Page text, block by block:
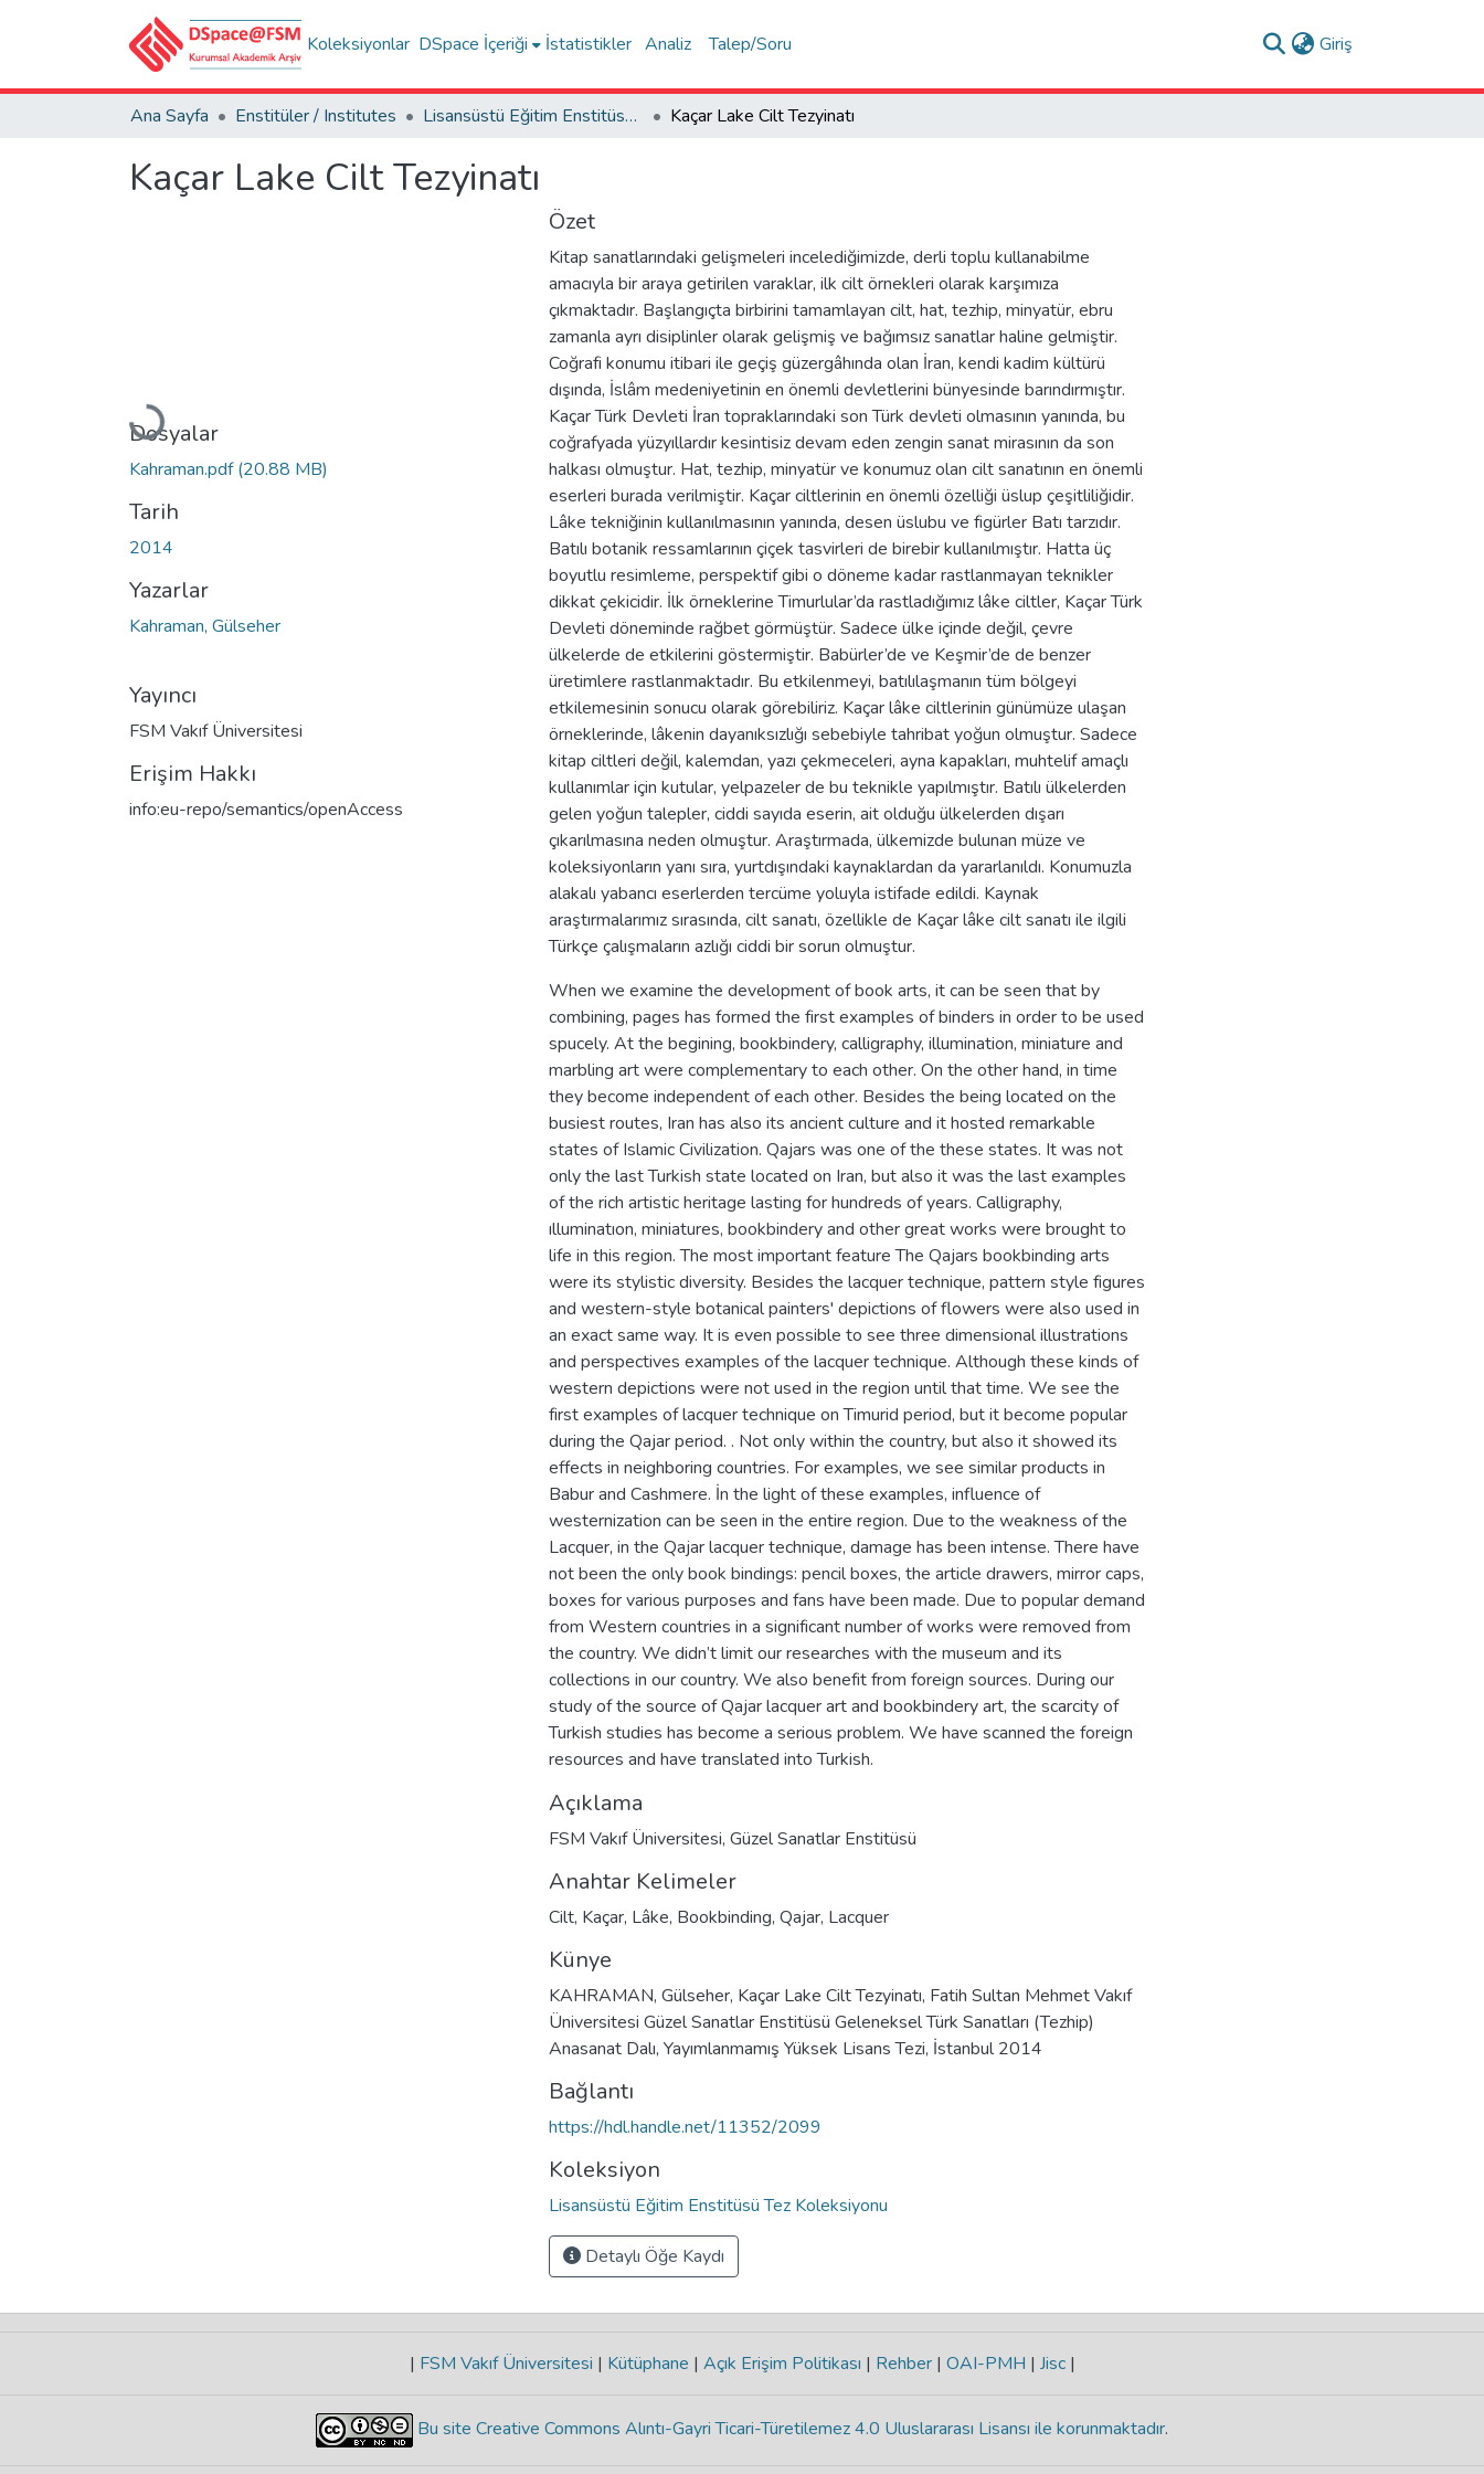
Koleksiyonlar DSpace İçeriği İstatistikler Analiz Talep/Soru Giriş
Ana Sayfa Enstitüler / Institutes Lisansüstü Eğitim Enstitüsü Tez Koleksiyonu Kaçar Lake Cilt Tezyinatı
Kaçar Lake Cilt Tezyinatı
Yükleniyor...
Dosyalar
Kahraman.pdf(20.88 MB)
Tarih
2014
Yazarlar
Kahraman, Gülseher
Yayıncı
FSM Vakıf Üniversitesi
Erişim Hakkı
info:eu-repo/semantics/openAccess
Özet
Kitap sanatlarındaki gelişmeleri incelediğimizde, derli toplu kullanabilme
amacıyla bir araya getirilen varaklar, ilk cilt örnekleri olarak karşımıza
çıkmaktadır. Başlangıçta birbirini tamamlayan cilt, hat, tezhip, minyatür, ebru
zamanla ayrı disiplinler olarak gelişmiş ve bağımsız sanatlar haline gelmiştir.
Coğrafi konumu itibari ile geçiş güzergâhında olan İran, kendi kadim kültürü
dışında, İslâm medeniyetinin en önemli devletlerini bünyesinde barındırmıştır.
Kaçar Türk Devleti İran topraklarındaki son Türk devleti olmasının yanında, bu
coğrafyada yüzyıllardır kesintisiz devam eden zengin sanat mirasının da son
halkası olmuştur. Hat, tezhip, minyatür ve konumuz olan cilt sanatının en önemli
eserleri burada verilmiştir. Kaçar ciltlerinin en önemli özelliği üslup çeşitliliğidir.
Lâke tekniğinin kullanılmasının yanında, desen üslubu ve figürler Batı tarzıdır.
Batılı botanik ressamlarının çiçek tasvirleri de birebir kullanılmıştır. Hatta üç
boyutlu resimleme, perspektif gibi o döneme kadar rastlanmayan teknikler
dikkat çekicidir. İlk örneklerine Timurlular’da rastladığımız lâke ciltler, Kaçar Türk
Devleti döneminde rağbet görmüştür. Sadece ülke içinde değil, çevre
ülkelerde de etkilerini göstermiştir. Babürler’de ve Keşmir’de de benzer
üretimlere rastlanmaktadır. Bu etkilenmeyi, batılılaşmanın tüm bölgeyi
etkilemesinin sonucu olarak görebiliriz. Kaçar lâke ciltlerinin günümüze ulaşan
örneklerinde, lâkenin dayanıksızlığı sebebiyle tahribat yoğun olmuştur. Sadece
kitap ciltleri değil, kalemdan, yazı çekmeceleri, ayna kapakları, muhtelif amaçlı
kullanımlar için kutular, yelpazeler de bu teknikle yapılmıştır. Batılı ülkelerden
gelen yoğun talepler, ciddi sayıda eserin, ait olduğu ülkelerden dışarı
çıkarılmasına neden olmuştur. Araştırmada, ülkemizde bulunan müze ve
koleksiyonların yanı sıra, yurtdışındaki kaynaklardan da yararlanıldı. Konumuzla
alakalı yabancı eserlerden tercüme yoluyla istifade edildi. Kaynak
araştırmalarımız sırasında, cilt sanatı, özellikle de Kaçar lâke cilt sanatı ile ilgili
Türkçe çalışmaların azlığı ciddi bir sorun olmuştur.
When we examine the development of book arts, it can be seen that by
combining, pages has formed the first examples of binders in order to be used
spucely. At the begining, bookbindery, calligraphy, illumination, miniature and
marbling art were complementary to each other. On the other hand, in time
they become independent of each other. Besides the being located on the
busiest routes, Iran has also its ancient culture and it hosted remarkable
states of Islamic Civilization. Qajars was one of the these states. It was not
only the last Turkish state located on Iran, but also it was the last examples
of the rich artistic heritage lasting for hundreds of years. Calligraphy,
ılluminatıon, miniatures, bookbindery and other great works were brought to
life in this region. The most important feature The Qajars bookbinding arts
were its stylistic diversity. Besides the lacquer technique, pattern style figures
and western-style botanical painters' depictions of flowers were also used in
an exact same way. It is even possible to see three dimensional illustrations
and perspectives examples of the lacquer technique. Although these kinds of
western depictions were not used in the region until that time. We see the
first examples of lacquer technique on Timurid period, but it become popular
during the Qajar period. . Not only within the country, but also it showed its
effects in neighboring countries. For examples, we see similar products in
Babur and Cashmere. İn the light of these examples, influence of
westernization can be seen in the entire region. Due to the weakness of the
Lacquer, in the Qajar lacquer technique, damage has been intense. There have
not been the only book bindings: pencil boxes, the article drawers, mirror caps,
boxes for various purposes and fans have been made. Due to popular demand
from Western countries in a significant number of works were removed from
the country. We didn’t limit our researches with the museum and its
collections in our country. We also benefit from foreign sources. During our
study of the source of Qajar lacquer art and bookbindery art, the scarcity of
Turkish studies has become a serious problem. We have scanned the foreign
resources and have translated into Turkish.
Açıklama
FSM Vakıf Üniversitesi, Güzel Sanatlar Enstitüsü
Anahtar Kelimeler
Cilt, Kaçar, Lâke, Bookbinding, Qajar, Lacquer
Künye
KAHRAMAN, Gülseher, Kaçar Lake Cilt Tezyinatı, Fatih Sultan Mehmet Vakıf
Üniversitesi Güzel Sanatlar Enstitüsü Geleneksel Türk Sanatları (Tezhip)
Anasanat Dalı, Yayımlanmamış Yüksek Lisans Tezi, İstanbul 2014
Bağlantı
https://hdl.handle.net/11352/2099
Koleksiyon
Lisansüstü Eğitim Enstitüsü Tez Koleksiyonu
Detaylı Öğe Kaydı
| FSM Vakıf Üniversitesi | Kütüphane | Açık Erişim Politikası | Rehber | OAI-PMH | Jisc |
Bu site Creative Commons Alıntı-Gayri Ticari-Türetilemez 4.0 Uluslararası Lisansı ile korunmaktadır.